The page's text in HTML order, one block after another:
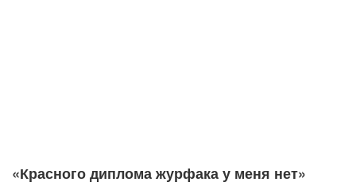
«Красного диплома журфака у меня нет»